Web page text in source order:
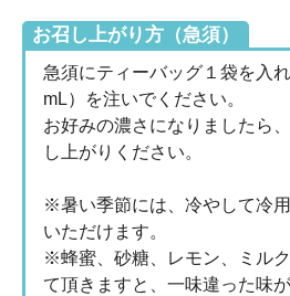
お召し上がり方（急須）
急須にティーバッグ１袋を入
mL）を注いでください。
お好みの濃さになりましたら
し上がりください。
※暑い季節には、冷やして冷
いただけます。
※蜂蜜、砂糖、レモン、ミル
て頂きますと、一味違った味